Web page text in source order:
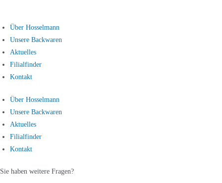
Über Hosselmann
Unsere Backwaren
Aktuelles
Filialfinder
Kontakt
Über Hosselmann
Unsere Backwaren
Aktuelles
Filialfinder
Kontakt
Sie haben weitere Fragen?